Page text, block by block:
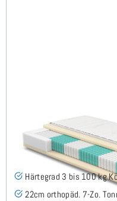
SERA H3 (TENCEL™
Härtegrad 3 bis 100 kg
22cm orthopäd. 7-Zo.